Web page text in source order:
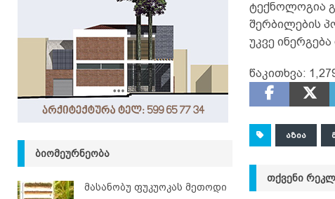
ტექნოლოგია
შერბილების
უკვე
წაკითხვა:
ᲐᲖᲘᲐ
ᲗᲥᲕᲔᲜᲘ
ᲑᲘᲝᲛᲔᲣᲠᲜᲔᲝᲑᲐ
მასანობუ ფუკუოკას მეთოდი